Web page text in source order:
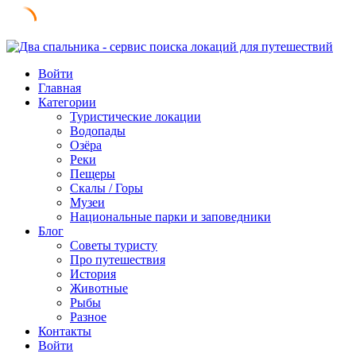
Skip
contentВойти
Главная
Категории
Туристические локации
Водопады
Озёра
Реки
Пещеры
Скалы / Горы
Музеи
Национальные парки и заповедники
Блог
Советы туристу
Про путешествия
История
Животные
Рыбы
Разное
Контакты
Войти